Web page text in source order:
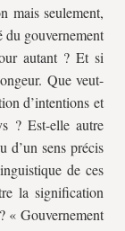
mais seulement,
du gouvernement
autant ? Et si
Que veut-
d’intentions et
? Est-elle autre
d’un sens précis
de ces
la signification
« Gouvernement